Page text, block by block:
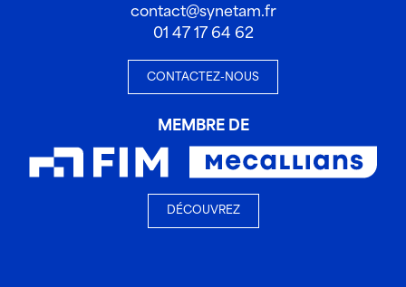
contact@synetam.fr
01 47 17 64 62
CONTACTEZ-NOUS
MEMBRE DE
DÉCOUVREZ